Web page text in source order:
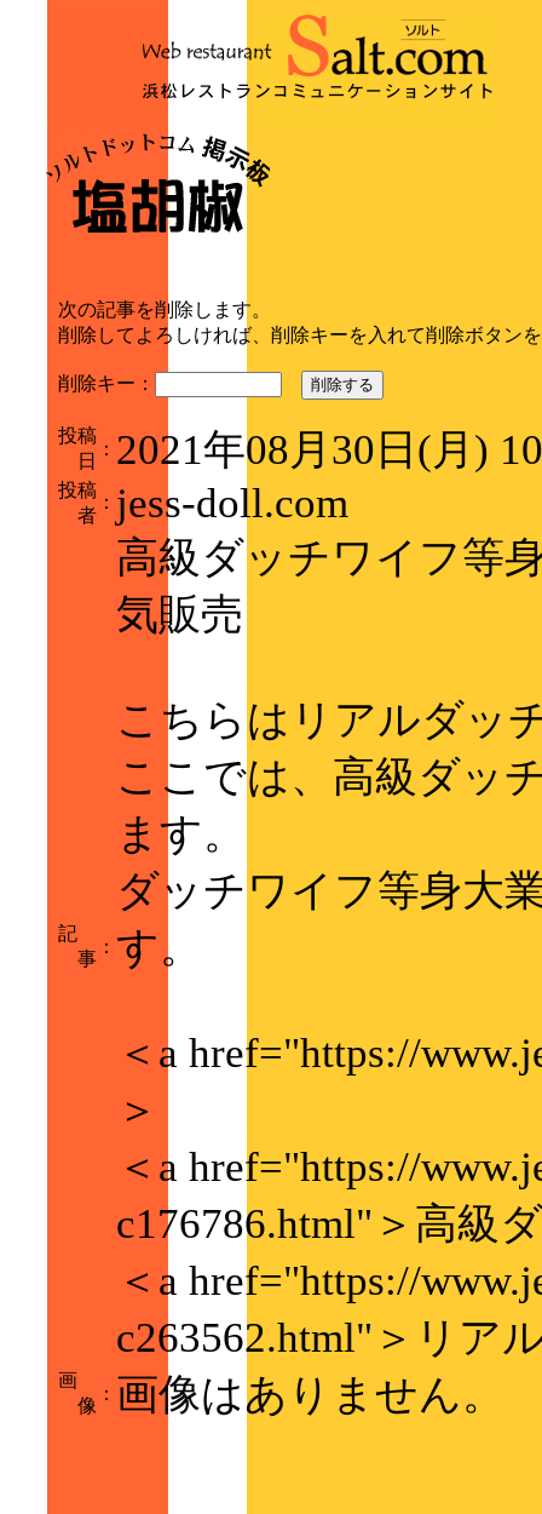
次の記事を削除します。
削除してよろしければ、削除キーを入れて削除ボタン
削除キー： 削除する
投稿
日
： 2021年08月30日(月)
投稿
者
： jess-doll.com
記
事
：
高級ダッチワイフ等
気販売
こちらはリアルダッ
ここでは、高級ダッ
ます。
ダッチワイフ等身大
す。
＜a href="https://
＞
＜a href="https://
c176786.html"＞高級
＜a href="https://
c263562.html"＞リア
画
像
： 画像はありません。